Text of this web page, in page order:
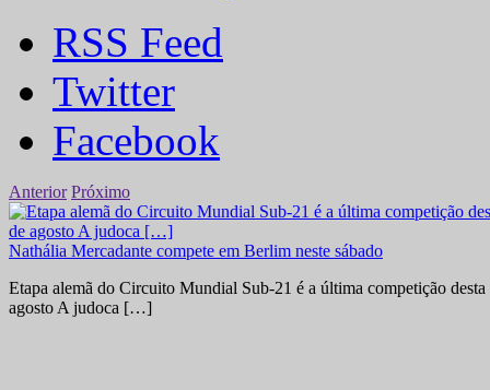
RSS Feed
Twitter
Facebook
Anterior Próximo
Nathália Mercadante compete em Berlim neste sábado
Etapa alemã do Circuito Mundial Sub-21 é a última competição
agosto A judoca […]